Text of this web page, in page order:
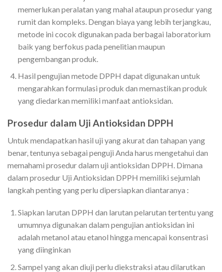
memerlukan peralatan yang mahal ataupun prosedur yang
rumit dan kompleks. Dengan biaya yang lebih terjangkau,
metode ini cocok digunakan pada berbagai laboratorium
baik yang berfokus pada penelitian maupun
pengembangan produk.
Hasil pengujian metode DPPH dapat digunakan untuk
mengarahkan formulasi produk dan memastikan produk
yang diedarkan memiliki manfaat antioksidan.
Prosedur dalam Uji Antioksidan DPPH
Untuk mendapatkan hasil uji yang akurat dan tahapan yang
benar, tentunya sebagai penguji Anda harus mengetahui dan
memahami prosedur dalam uji antioksidan DPPH. Dimana
dalam prosedur Uji Antioksidan DPPH memiliki sejumlah
langkah penting yang perlu dipersiapkan diantaranya :
Siapkan larutan DPPH dan larutan pelarutan tertentu yang
umumnya digunakan dalam pengujian antioksidan ini
adalah metanol atau etanol hingga mencapai konsentrasi
yang diinginkan
Sampel yang akan diuji perlu diekstraksi atau dilarutkan